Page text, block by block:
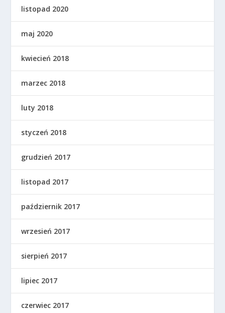
listopad 2020
maj 2020
kwiecień 2018
marzec 2018
luty 2018
styczeń 2018
grudzień 2017
listopad 2017
październik 2017
wrzesień 2017
sierpień 2017
lipiec 2017
czerwiec 2017